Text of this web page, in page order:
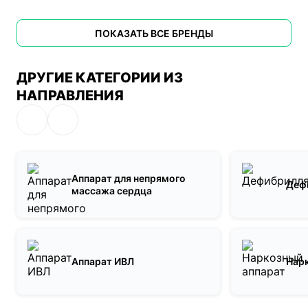
ПОКАЗАТЬ ВСЕ БРЕНДЫ
ДРУГИЕ КАТЕГОРИИ ИЗ
НАПРАВЛЕНИЯ
Аппарат для непрямого
массажа сердца
Аппарат ИВЛ